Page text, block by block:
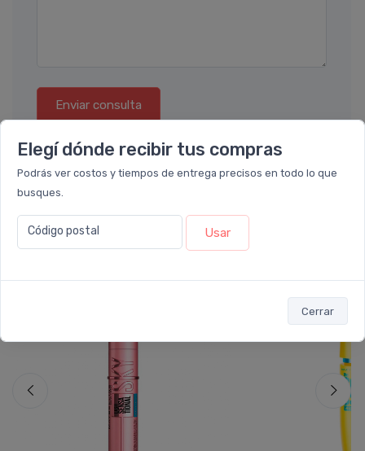
Elegí dónde recibir tus compras
Podrás ver costos y tiempos de entrega precisos en todo lo que
busques.
Código postal Usar
Cerrar
Enviar consulta
También te recomendamos...
5%OFF 5%OFF